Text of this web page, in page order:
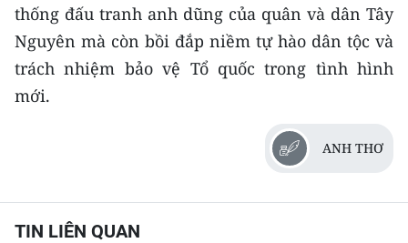
thống đấu tranh anh dũng của quân và dân Tây
Nguyên mà còn bồi đắp niềm tự hào dân tộc và
trách nhiệm bảo vệ Tổ quốc trong tình hình
mới.
ANH THƠ
TIN LIÊN QUAN